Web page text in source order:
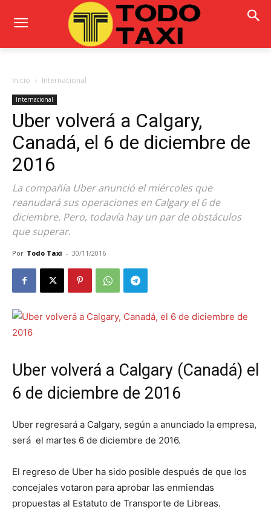
Inicio Internacional
Internacional
Uber volverá a Calgary,
Canadá, el 6 de diciembre de
2016
La compañía Uber anunció el miércoles que
reanudará sus operaciones en Calgary el 6 de
diciembre. Pero, todavía hay un par de obstáculos
que superar.
Por Todo Taxi - 30/11/2016
Uber volverá a Calgary (Canadá) el
6 de diciembre de 2016
Uber regresará a Calgary, según a anunciado la empresa,
será el martes 6 de diciembre de 2016.
El regreso de Uber ha sido posible después de que los
concejales votaron para aprobar las enmiendas
propuestas al Estatuto de Transporte de Libreas.